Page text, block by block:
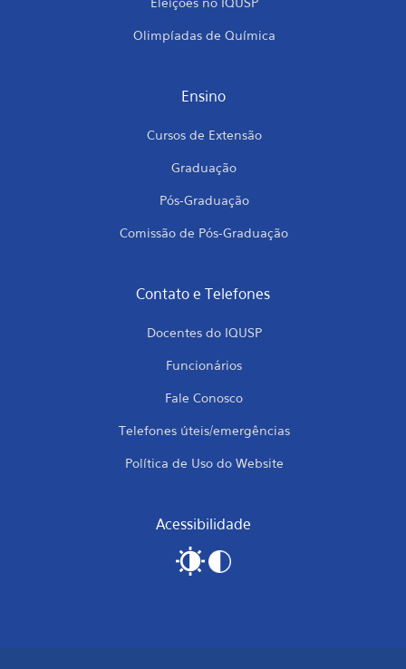
Olimpíadas de Química
Ensino
Cursos de Extensão
Graduação
Pós-Graduação
Comissão de Pós-Graduação
Contato e Telefones
Docentes do IQUSP
Funcionários
Fale Conosco
Telefones úteis/emergências
Política de Uso do Website
Acessibilidade